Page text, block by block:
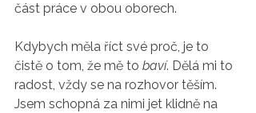
část práce v obou oborech.
Kdybych měla říct své proč, je to
čistě o tom, že mě to baví. Dělá mi to
radost, vždy se na rozhovor těším.
Jsem schopná za nimi jet klidně na